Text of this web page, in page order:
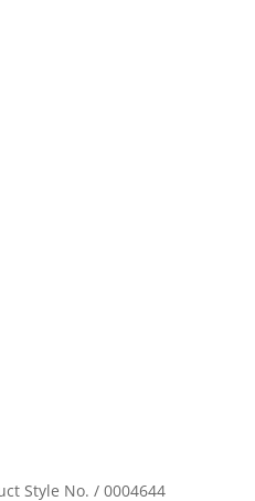
Style No. / 0004644